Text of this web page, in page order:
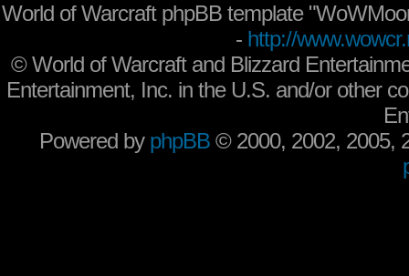
World of Warcraft phpBB template
- http://
©World of Warcraft and Blizzard
Entertainment, Inc. in the U.S. and/or other
Powered by phpBB © 2000, 2002, 2005,